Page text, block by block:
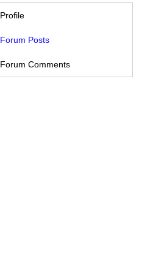
Profile
Forum Posts
Forum Comments